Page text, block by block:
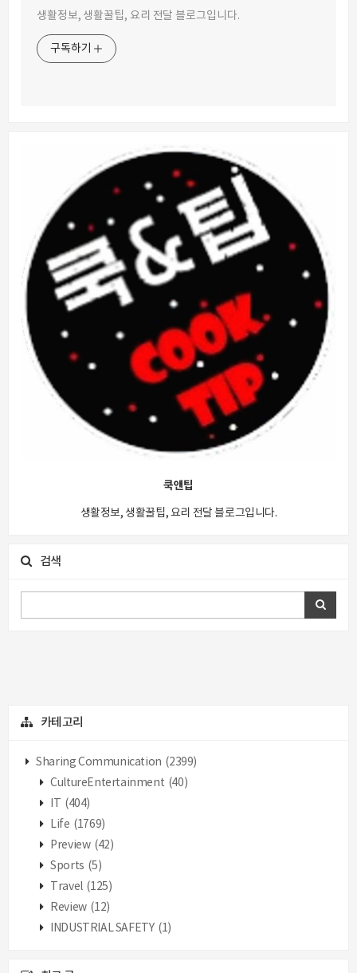
생활정보, 생활꿀팁, 요리 전달 블로그입니다.
구독하기
쿡앤팁
생활정보, 생활꿀팁, 요리 전달 블로그입니다.
검색
카테고리
Sharing Communication (2399)
CultureEntertainment (40)
(404)
Life (1769)
Preview (42)
Sports (5)
Travel (125)
Review (12)
INDUSTRIAL SAFETY (1)